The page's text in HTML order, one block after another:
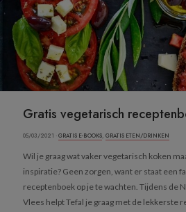
Gratis vegetarisch
05/03/2021 ·GRATIS E-BOOKS, GRATIS ETEN/DRINKEN
Wil je graag wat vaker vegetarisch koken
inspiratie? Geen zorgen, want er staat een
receptenboek op je te wachten. Tijdens de
Vlees helpt Tefal je graag met de lekkerste